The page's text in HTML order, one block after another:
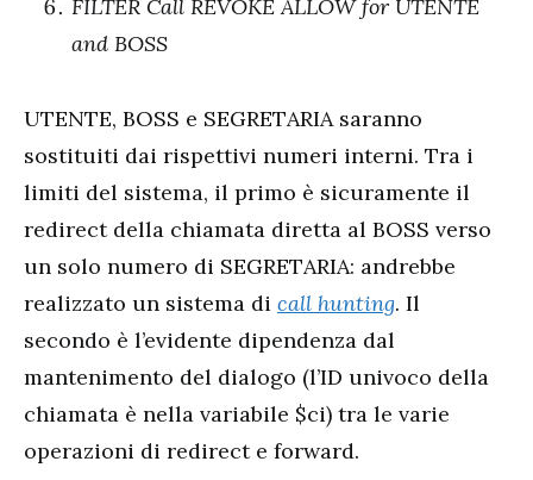
FILTER Call REVOKE ALLOW for UTENTE
and BOSS
UTENTE, BOSS e SEGRETARIA saranno
sostituiti dai rispettivi numeri interni. Tra i
limiti del sistema, il primo è sicuramente il
redirect della chiamata diretta al BOSS verso
un solo numero di SEGRETARIA: andrebbe
realizzato un sistema di call hunting. Il
secondo è l’evidente dipendenza dal
mantenimento del dialogo (l’ID univoco della
chiamata è nella variabile $ci) tra le varie
operazioni di redirect e forward.